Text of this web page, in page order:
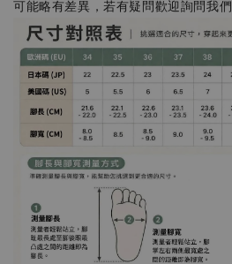
可能略有差異，若有疑問歡迎詢問我們